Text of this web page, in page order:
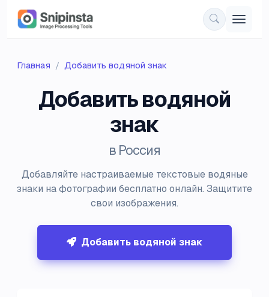
Главная Добавить водяной знак
Добавить водяной
знак
в Россия
Добавляйте настраиваемые текстовые водяные
знаки на фотографии бесплатно онлайн. Защитите
свои изображения.
Добавить водяной знак